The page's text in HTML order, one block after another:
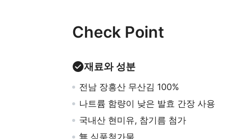
Check Point
재료와 성분
전남 장흥산 무산김 100%
나트륨 함량이 낮은 발효 간장 사용
국내산 현미유, 참기름 첨가
無 식품첨가물